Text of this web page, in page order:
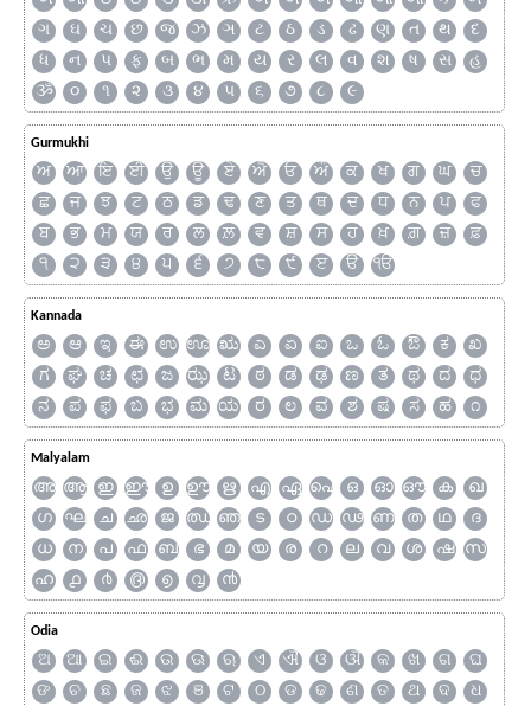
ગ
ઘ ચ છ જ ઝ ઞ ટ ઠ ડ ઢ ણ ત થ
દ
ધ
ન પ ફ બ ભ મ ય ર લ વ શ ષ સ
હ
ૐ
૦ ૧ ૨ ૩ ૪ ૫ ૬ ૭ ૮ ૯
Gurmukhi
ਅ ਆ ਇ ਈ ਉ ਊ ਏ ਐ ਓ ਔ ਕ ਖ ਗ ਘ
ਚ
ਛ
ਜ ਝ ਟ ਠ ਡ ਢ ਣ ਤ ਥ ਦ ਧ ਨ ਪ
ਫ
ਬ
ਭ ਮ ਯ ਰ ਲ ਲ਼ ਵ ਸ਼ ਸ ਹ ਖ਼ ਗ਼ ਜ਼
ਫ਼
੧
੨ ੩ ੪ ੫ ੬ ੭ ੮ ੯ ੲ ੳ ੴ
Kannada
ಅ ಆ ಇ ಈ ಉ ಊ ಋ ಎ ಏ ಐ ಒ ಓ ಔ ಕ
ಖ
ಗ
ಘ ಚ ಛ ಜ ಝ ಟ ಠ ಡ ಢ ಣ ತ ಥ ದ
ಧ
ನ
ಪ ಫ ಬ ಭ ಮ ಯ ರ ಲ ವ ಶ ಷ ಸ ಹ ೧
Malyalam
അ ആ ഇ ഈ ഉ ഊ ഋ എ ഏ ഐ ഒ ഓ ഔ ക
ഖ
ഗ
ഘ ച ഛ ജ ഝ ഞ ട ഠ ഡ ഢ ണ ത ഥ
ദ
ധ
ന പ ഫ ബ ഭ മ യ ര റ ല വ ശ ഷ
സ
ഹ
൧ ൪ ൫ ൭ ൮ ൯
Odia
ଅ ଆ ଇ ଈ ଉ ଊ ଋ ଏ ଐ ଓ ଔ କ ଖ ଗ
ଘ
ଙ
ଚ ଛ ଜ ଝ ଞ ଟ ଠ ଡ ଢ ଣ ତ ଥ ଦ
ଧ